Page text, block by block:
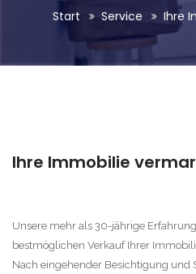
Start Service Ihre
Ihre Immobilie
Unsere mehr als 30-jährige
bestmöglichen Verkauf Ihrer
Nach eingehender Besichtigung und